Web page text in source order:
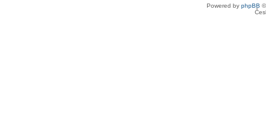
Powered by phpBB